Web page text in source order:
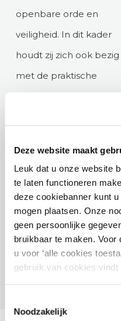
Deze website maakt
Leuk dat u onze website
te laten functioneren
deze cookiebanner kunt
mogen plaatsen. Onze
geen persoonlijke
bruikbaar te maken.
u voor ‘alle cookies
gebruik van cookies
Noodzakelijk
openbare orde en
veiligheid. In dit kader
houdt zij zich ook bezig
met de praktische
als het opstellen van
beleid en geeft zij hier
regelmatig cursussen